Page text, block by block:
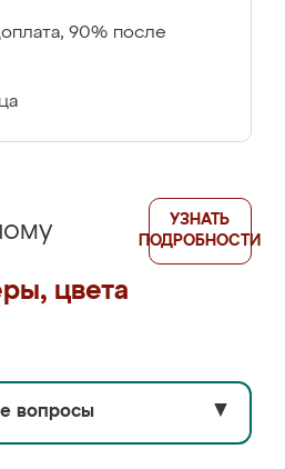
90% после
цвета
УЗНАТЬ
ПОДРОБНОСТИ
вопросы ▼